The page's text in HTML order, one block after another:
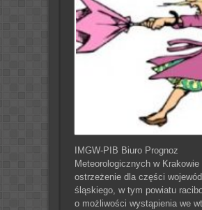
IMGW-PIB Biuro Prognoz
Meteorologicznych w Krakowie
ostrzeżenie dla części
śląskiego, w tym powiatu
o możliwości wystąpienia we